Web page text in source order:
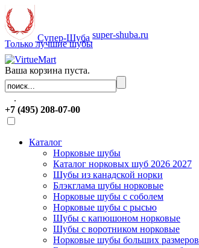
Супер-Шуба super-shuba.ru
Только лучшие шубы
Ваша корзина пуста.
.
+7 (495) 208-07-00
Каталог
Норковые шубы
Каталог норковых шуб 2026 2027
Шубы из канадской норки
Блэкглама шубы норковые
Норковые шубы с соболем
Норковые шубы с рысью
Шубы с капюшоном норковые
Шубы с воротником норковые
Норковые шубы больших размеров